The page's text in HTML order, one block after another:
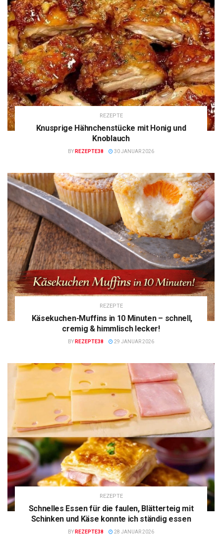
REZEPTE
Knusprige Hähnchenstücke mit Honig und
Knoblauch
BY REZEPTE38 30 JANUAR 2026
REZEPTE
Käsekuchen-Muffins in 10 Minuten – schnell,
cremig & himmlisch lecker!
BY REZEPTE38 29 JANUAR 2026
REZEPTE
Schnelles Essen für die faulen, Blätterteig mit
Schinken und Käse konnte ich ständig essen
BY REZEPTE38 28 JANUAR 2026